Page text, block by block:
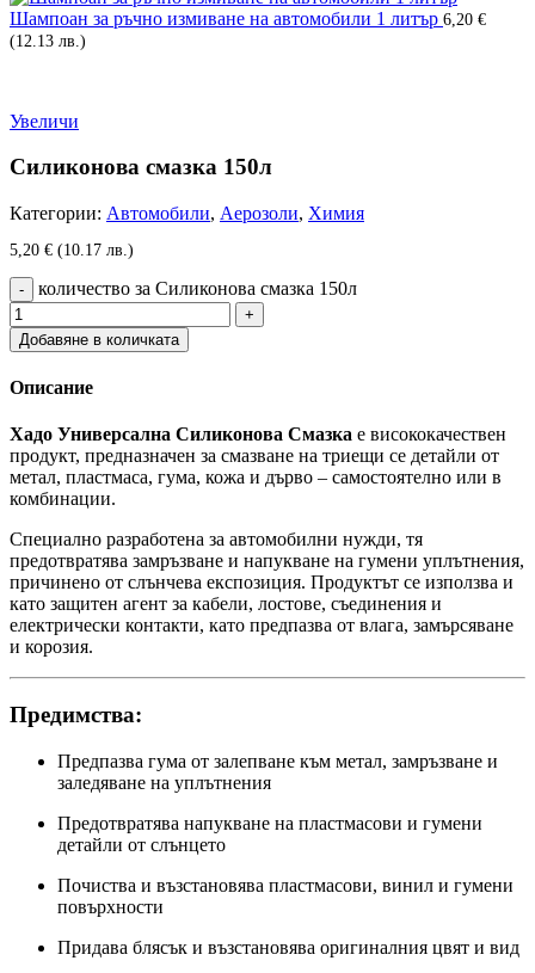
Шампоан за ръчно измиване на автомобили 1 литър 6,20 €
(12.13 лв.)
Увеличи
Силиконова смазка 150л
Категории: Автомобили, Аерозоли, Химия
5,20 € (10.17 лв.)
количество за Силиконова смазка 150л
Добавяне в количката
Описание
Хадо Универсална Силиконова Смазка е висококачествен
продукт, предназначен за смазване на триещи се детайли от
метал, пластмаса, гума, кожа и дърво – самостоятелно или в
комбинации.
Специално разработена за автомобилни нужди, тя
предотвратява замръзване и напукване на гумени уплътнения,
причинено от слънчева експозиция. Продуктът се използва и
като защитен агент за кабели, лостове, съединения и
електрически контакти, като предпазва от влага, замърсяване
и корозия.
Предимства:
Предпазва гума от залепване към метал, замръзване и
заледяване на уплътнения
Предотвратява напукване на пластмасови и гумени
детайли от слънцето
Почиства и възстановява пластмасови, винил и гумени
повърхности
Придава блясък и възстановява оригиналния цвят и вид